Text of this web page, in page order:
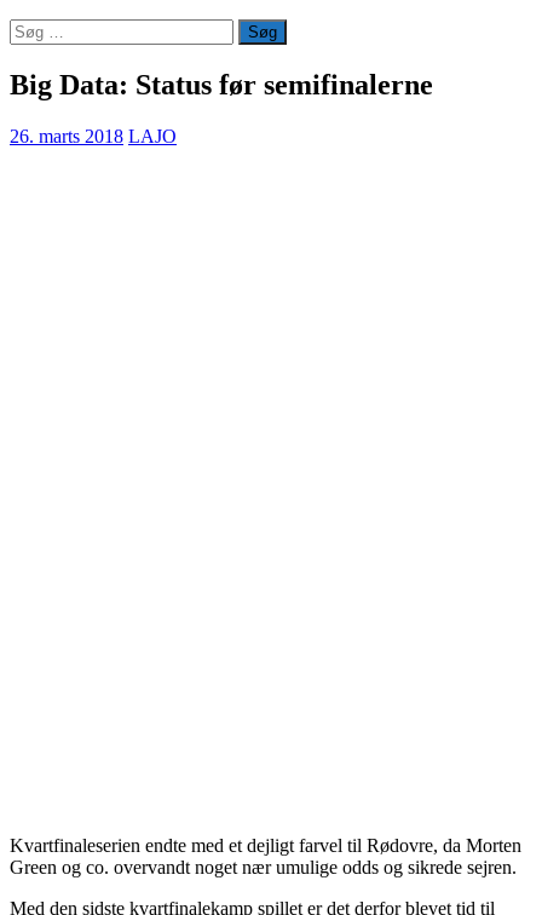
Søg
efter:
Big Data: Status før semifinalerne
26. marts 2018 LAJO
Kvartfinaleserien endte med et dejligt farvel til Rødovre, da Morten
Green og co. overvandt noget nær umulige odds og sikrede sejren.
Med den sidste kvartfinalekamp spillet er det derfor blevet tid til